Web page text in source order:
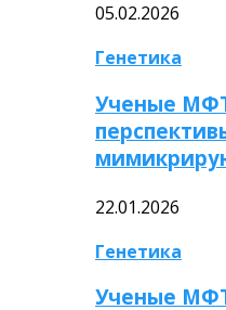
05.02.2026
Генетика
Ученые
22.01.2026
Генетика
Ученые